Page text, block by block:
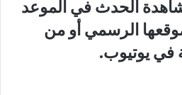
الحدث في الموعد
الرسمي أو من
في يوتيوب.